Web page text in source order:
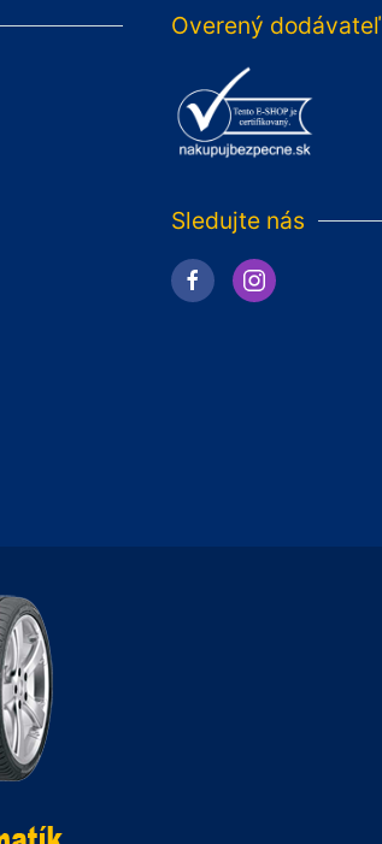
Overený dodávateľ
Sledujte nás